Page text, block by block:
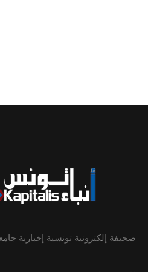
صحيفة إلكترونية تونسية إخبارية